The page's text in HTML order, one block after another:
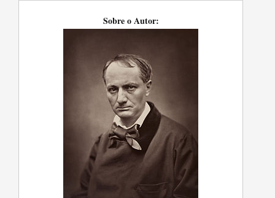
Sobre o Autor: